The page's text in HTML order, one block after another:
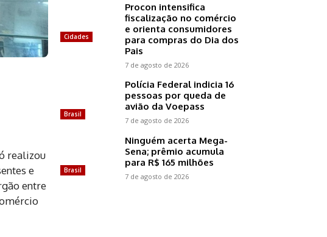
realizou
e
entre
Cidades
Procon intensifica
fiscalização no comércio
e orienta consumidores
para compras do Dia dos
Pais
7 de agosto de 2026
Brasil
Polícia Federal indicia 16
pessoas por queda de
avião da Voepass
7 de agosto de 2026
Brasil
Ninguém acerta Mega-
Sena; prêmio acumula
para R$ 165 milhões
7 de agosto de 2026